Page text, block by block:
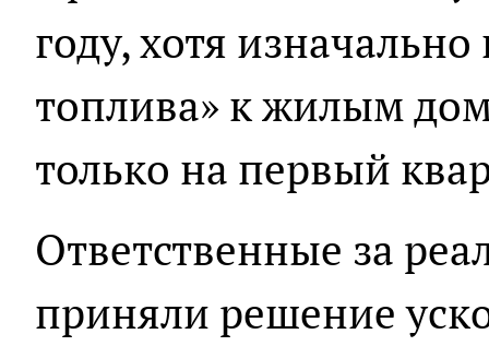
году, хотя
топлива» к жилым
только на первый
Ответственные за
приняли решение